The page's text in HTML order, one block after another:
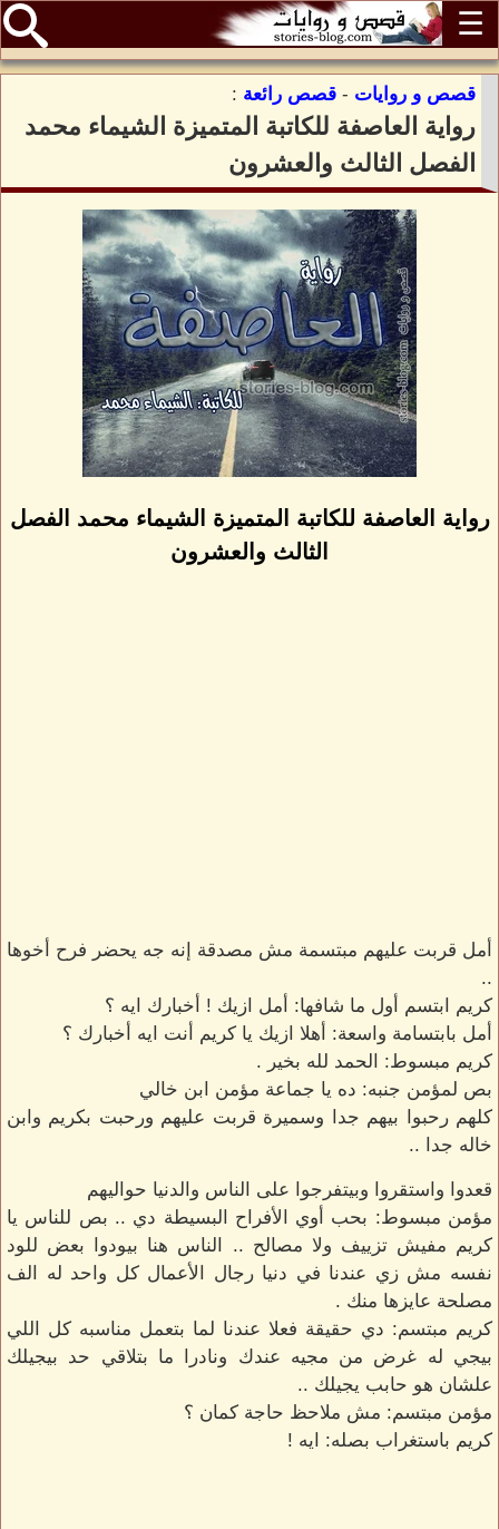
☰
قصص و روايات - قصص رائعة :
رواية العاصفة للكاتبة المتميزة الشيماء محمد
الفصل الثالث والعشرون
رواية العاصفة للكاتبة المتميزة الشيماء محمد الفصل
الثالث والعشرون
أمل قربت عليهم مبتسمة مش مصدقة إنه جه يحضر فرح أخوها
..
كريم ابتسم أول ما شافها: أمل ازيك ! أخبارك ايه ؟
أمل بابتسامة واسعة: أهلا ازيك يا كريم أنت ايه أخبارك ؟
كريم مبسوط: الحمد لله بخير .
بص لمؤمن جنبه: ده يا جماعة مؤمن ابن خالي
كلهم رحبوا بيهم جدا وسميرة قربت عليهم ورحبت بكريم وابن
خاله جدا ..
قعدوا واستقروا وبيتفرجوا على الناس والدنيا حواليهم
مؤمن مبسوط: بحب أوي الأفراح البسيطة دي .. بص للناس يا
كريم مفيش تزييف ولا مصالح .. الناس هنا بيودوا بعض للود
نفسه مش زي عندنا في دنيا رجال الأعمال كل واحد له الف
مصلحة عايزها منك .
كريم مبتسم: دي حقيقة فعلا عندنا لما بتعمل مناسبه كل اللي
بيجي له غرض من مجيه عندك ونادرا ما بتلاقي حد بيجيلك
علشان هو حابب يجيلك ..
مؤمن مبتسم: مش ملاحظ حاجة كمان ؟
كريم باستغراب بصله: ايه !